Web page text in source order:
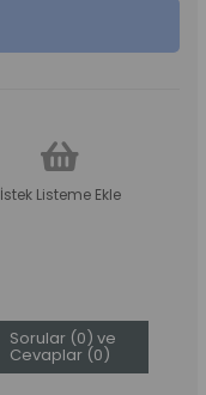
İstek Listeme Ekle
Sorular (0) ve
Cevaplar (0)